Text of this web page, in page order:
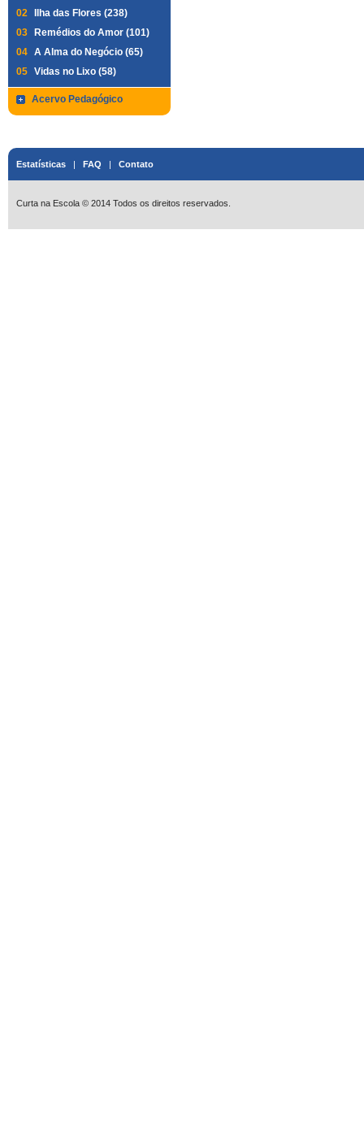
02
Ilha das Flores (238)
03
Remédios do Amor (101)
04 A Alma do Negócio (65)
05 Vidas no Lixo (58)
Acervo Pedagógico
Estatísticas | FAQ | Contato
Curta na Escola © 2014 Todos os direitos reservados.